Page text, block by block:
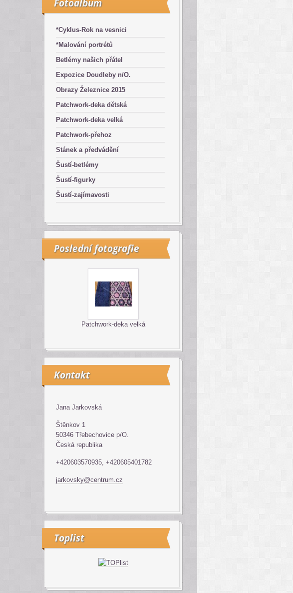
Fotoalbum
*Cyklus-Rok na vesnici
*Malování portrétů
Betlémy našich přátel
Expozice Doudleby n/O.
Obrazy Železnice 2015
Patchwork-deka dětská
Patchwork-deka velká
Patchwork-přehoz
Stánek a předvádění
Šustí-betlémy
Šustí-figurky
Šustí-zajímavosti
Poslední fotografie
Patchwork-deka velká
Kontakt
Jana Jarkovská
Štěnkov 1
50346 Třebechovice p/O.
Česká republika
+420603570935, +420605401782
jarkovsky@centrum.cz
Toplist